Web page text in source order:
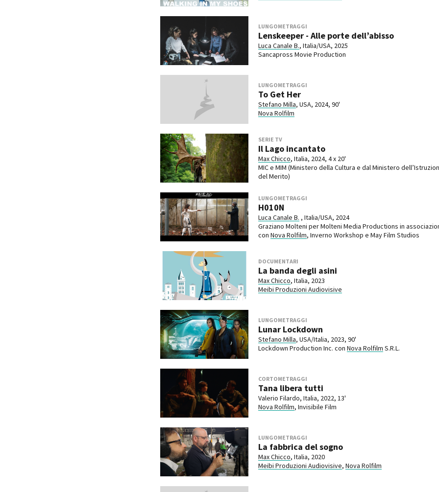
LUNGOMETRAGGI
Lenskeeper - Alle porte dell’abisso
Luca Canale B., Italia/USA, 2025
Sancapross Movie Production
LUNGOMETRAGGI
To Get Her
Stefano Milla, USA, 2024, 90'
Nova Rolfilm
SERIE TV
Il Lago incantato
Max Chicco, Italia, 2024, 4 x 20'
MIC e MIM (Ministero della Cultura e dal Ministero
del Merito)
LUNGOMETRAGGI
H010N
Luca Canale B. , Italia/USA, 2024
Graziano Molteni per Molteni Media Productions in
con Nova Rolfilm, Inverno Workshop e May Film Studios
DOCUMENTARI
La banda degli asini
Max Chicco, Italia, 2023
Meibi Produzioni Audiovisive
LUNGOMETRAGGI
Lunar Lockdown
Stefano Milla, USA/Italia, 2023, 90'
Lockdown Production Inc. con Nova Rolfilm S.R.L.
CORTOMETRAGGI
Tana libera tutti
Valerio Filardo, Italia, 2022, 13'
Nova Rolfilm, Invisibile Film
LUNGOMETRAGGI
La fabbrica del sogno
Max Chicco, Italia, 2020
Meibi Produzioni Audiovisive, Nova Rolfilm